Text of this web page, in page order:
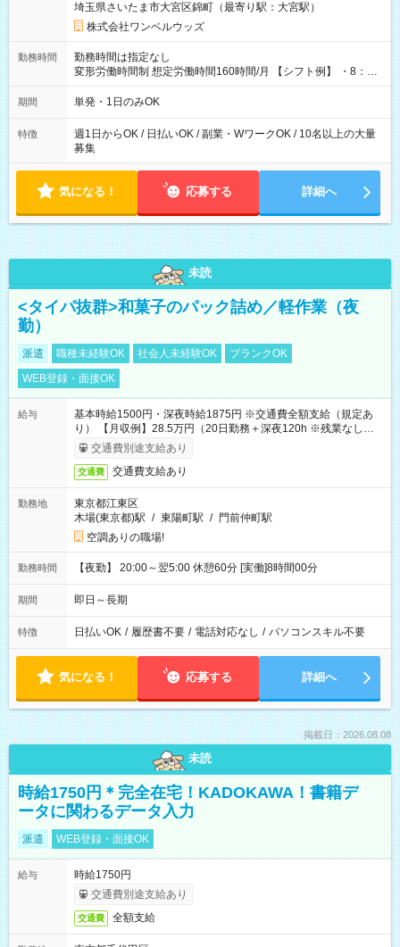
埼玉県さいたま市大宮区錦町（最寄り駅：大宮駅）
株式会社ワンベルウッズ
勤務時間
勤務時間は指定なし
変形労働時間制 想定労働時間160時間/月 【シフト例】 ・8：00
～21：00
期間 単発・1日のみOK
特徴
週1日からOK / 日払いOK / 副業・WワークOK / 10名以上の大量
募集
気になる！ 応募する 詳細へ
未読
<タイパ抜群>和菓子のパック詰め／軽作業（夜
勤）
派遣 職種未経験OK 社会人未経験OK
ブランクOK
WEB登録・面接OK
給与
基本時給1500円・深夜時給1875円 ※交通費全額支給（規定あ
り） 【月収例】28.5万円（20日勤務＋深夜120h ※残業なしの場
合）交通費別途支給あり
交通費 交通費支給あり
勤務地
東京都江東区
木場(東京都)駅 / 東陽町駅 / 門前仲町駅
空調ありの職場!
勤務時間 【夜勤】 20:00～翌5:00 休憩60分 [実働]8時間00分
期間 即日～長期
特徴 日払いOK / 履歴書不要 / 電話対応なし / パソコンスキル不要
気になる！ 応募する 詳細へ
掲載日：2026.08.08
未読
時給1750円＊完全在宅！KADOKAWA！書籍デ
ータに関わるデータ入力
派遣 WEB登録・面接OK
給与
時給1750円
交通費別途支給あり
交通費 全額支給